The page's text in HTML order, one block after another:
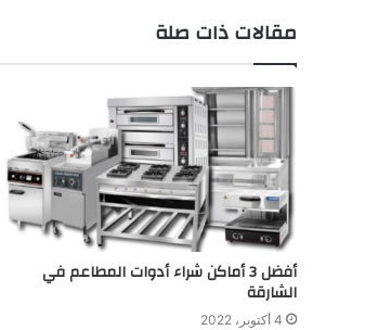
مقالات ذات صلة
أفضل 3 أماكن شراء أدوات المطاعم في
الشارقة
4 أكتوبر، 2022